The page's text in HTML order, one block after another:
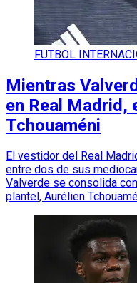
FUTBOL
Mientras
en Real Madrid,
Tchouaméni
El vestidor del Real
entre dos de sus
Valverde se consolida
plantel, Aurélien